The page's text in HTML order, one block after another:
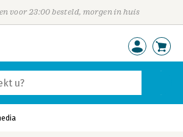
voor 23:00 besteld, morgen in huis